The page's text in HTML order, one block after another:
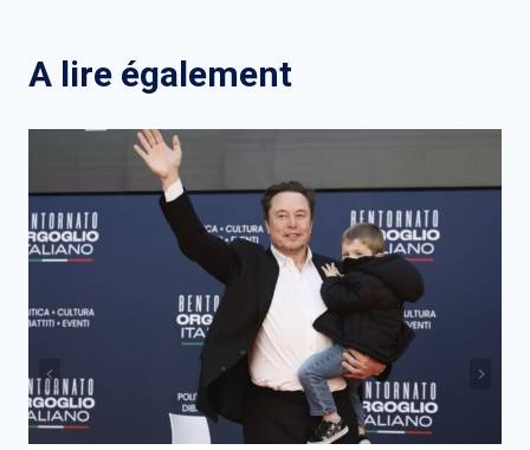
A lire également